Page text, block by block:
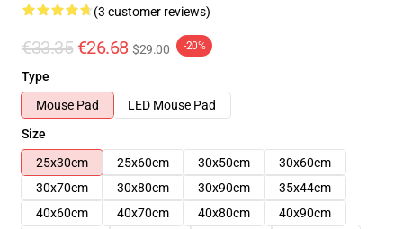
(3 customer reviews)
€33.35 €26.68 $29.00 -20%
Type
Mouse Pad
LED Mouse Pad
Size
25x30cm
25x60cm 30x50cm
30x60cm
30x70cm
30x80cm 30x90cm
35x44cm
40x60cm
40x70cm 40x80cm
40x90cm